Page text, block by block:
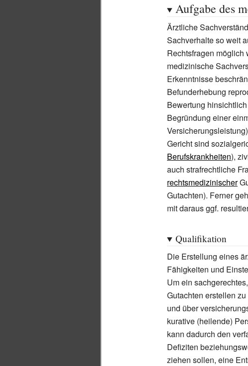
Aufgabe des
Ärztliche
Sachverhalte so weit
Rechtsfragen möglich
medizinische
Erkenntnisse
Befunderhebung
Bewertung
Begründung einer
Gericht sind
Berufskrankheiten),
auch strafrechtliche
rechtsmedizinischer
Gutachten). Ferner
mit daraus ggf.
Qualifikation
Die Erstellung eines
Fähigkeiten und
Um ein
Gutachten erstellen
und über
kurative (heilende)
kann dadurch den
Defiziten
ziehen sollen, eine